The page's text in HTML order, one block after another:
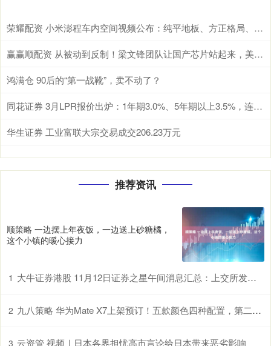
荣耀配资 小米澎程车内空间视频公布：纯平地板、方正格局、超长滑轨
赢赢顺配资 从被动到反制！梁文锋团队让国产芯片站起来，美国封锁成笑话？
鸿满仓 90后的“第一战靴”，卖不动了？
同花证券 3月LPR报价出炉：1年期3.0%、5年期以上3.5%，连续10个月持平
华生证券 工业富联大宗交易成交206.23万元
推荐资讯
顺策略 一边摆上年夜饭，一边送上砂糖橘，
这个小镇的暖心接力
1 大牛证券港股 11月12日证券之星午间消息汇总：上交所发声！优化发行上市、再融资、并购重组等关键制度
2 九八策略 华为Mate X7上架预订！五款颜色四种配置，第二代红枫影像
3 云资管 视频｜日本各界担忧高市言论给日本带来恶劣影响